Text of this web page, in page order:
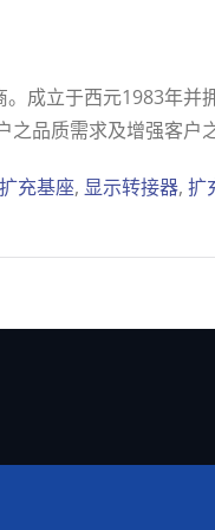
成立于西元1983年并
之品质需求及增强客户
充基座, 显示转接器, 扩